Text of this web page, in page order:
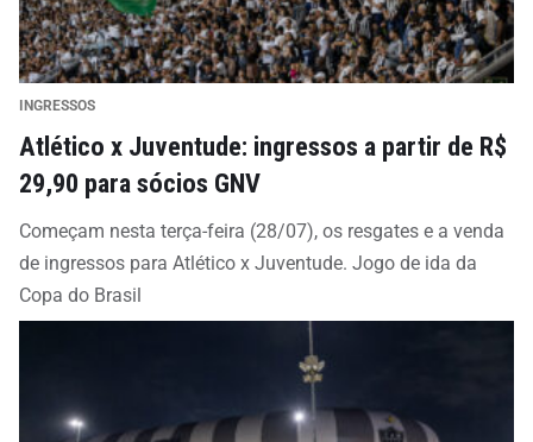
INGRESSOS
Atlético x Juventude: ingressos a partir de R$
29,90 para sócios GNV
Começam nesta terça-feira (28/07), os resgates e a venda
de ingressos para Atlético x Juventude. Jogo de ida da
Copa do Brasil